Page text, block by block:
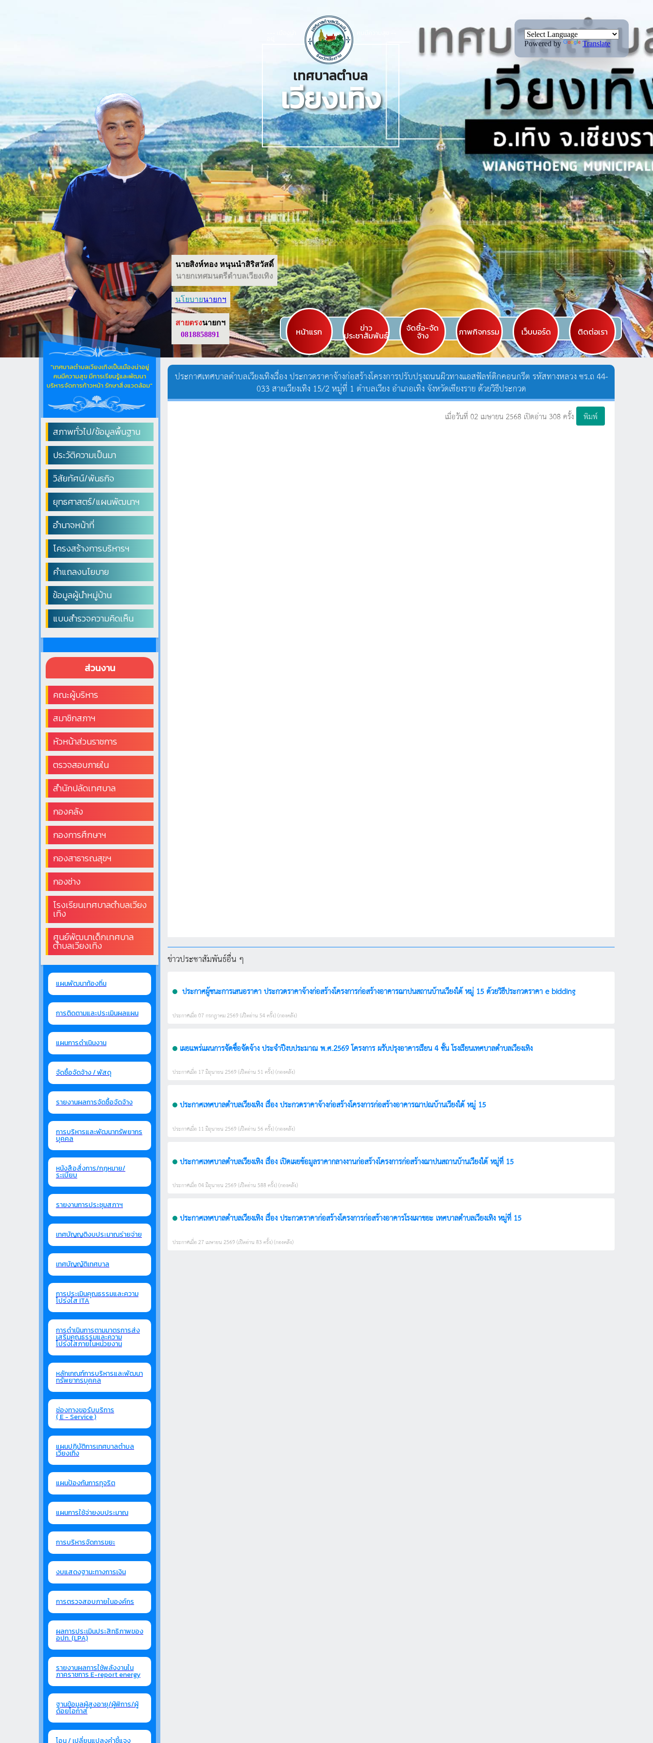
เทศบาลตำบล
เวียงเทิง
นายสิงห์ทอง หนุนนำสิริสวัสดิ์
นายกเทศมนตรีตำบลเวียงเทิง
นโยบายนายกฯ
สายตรงนายกฯ
0818858891
หน้าแรก ข่าว
ประชาสัมพันธ์
จัดซื้อ-จัด
จ้าง ภาพกิจกรรม เว็บบอร์ด ติดต่อเรา
"เทศบาลตำบลเวียงเทิงเป็นเมืองน่าอยู่
คนมีความสุข มีการเรียนรู้และพัฒนา
บริหารจัดการก้าวหน้า รักษาสิ่งแวดล้อม"
สภาพทั่วไป/ข้อมูลพื้นฐาน
ประวัติความเป็นมา
วิสัยทัศน์/พันธกิจ
ยุทธศาสตร์/แผนพัฒนาฯ
อำนาจหน้าที่
โครงสร้างการบริหารฯ
คำแถลงนโยบาย
ข้อมูลผู้นำหมู่บ้าน
แบบสำรวจความคิดเห็น
ส่วนงาน
คณะผู้บริหาร
สมาชิกสภาฯ
หัวหน้าส่วนราชการ
ตรวจสอบภายใน
สำนักปลัดเทศบาล
กองคลัง
กองการศึกษาฯ
กองสาธารณสุขฯ
กองช่าง
โรงเรียนเทศบาลตำบลเวียง
เทิง
ศูนย์พัฒนาเด็กเทศบาล
ตำบลเวียงเทิง
แผนพัฒนาท้องถิ่น
การติดตามและประเมินผลแผน
แผนการดำเนินงาน
จัดซื้อจัดจ้าง / พัสดุ
รายงานผลการจัดซื้อจัดจ้าง
การบริหารและพัฒนาทรัพยากร
บุคคล
หนังสือสั่งการ/กฎหมาย/
ระเบียบ
รายงานการประชุมสภาฯ
เทศบัญญติงบประมาณร่ายจ่าย
เทศบัญญัติเทศบาล
การประเมินคุณธรรมและความ
โปร่งใส ITA
การดำเนินการตามมาตรการส่ง
เสริมคุณธรรมและความ
โปร่งใสภายในหน่วยงาน
หลักเกณฑ์การบริหารและพัฒนา
ทรัพยากรบุคคล
ช่องทางขอรับบริการ
( E - Service )
แผนปฏิบัติการเทศบาลตำบล
เวียงเทิง
แผนป้องกันการทุจริต
แผนการใช้จ่ายงบประมาณ
การบริหารจัดการขยะ
งบแสดงฐานะทางการเงิน
การตรวจสอบภายในองค์กร
ผลการประเมินประสิทธิภาพของ
อปท. (LPA)
รายงานผลการใช้พลังงานใน
ภาคราชการ E-report energy
ฐานข้อมูลผู้สูงอายุ/ผู้พิการ/ผู้
ด้อยโอกาส
โอน / เปลี่ยนแปลงคำชี้แจง
ประกาศเทศบาลตำบลเวียงเทิงเรื่อง ประกวดราคาจ้างก่อสร้างโครงการปรับปรุงถนนผิวทางแอสฟัลท์ติกคอนกรีต รหัสทางหลวง ชร.ถ 44-
033 สายเวียงเทิง 15/2 หมู่ที่ 1 ตำบลเวียง อำเภอเทิง จังหวัดเชียงราย ด้วยวิธีประกวด
เมื่อวันที่ 02 เมษายน 2568 เปิดอ่าน 308 ครั้ง พิมพ์
ข่าวประชาสัมพันธ์อื่น ๆ
ประกาศผู้ชนะการเสนอราคา ประกวดราคาจ้างก่อสร้างโครงการก่อสร้างอาคารฌาปนสถานบ้านเวียงใต้ หมู่ 15 ด้วยวิธีประกวดราคา e-bidding
ประกาศเมื่อ 07 กรกฎาคม 2569 (เปิดอ่าน 54 ครั้ง) (กองคลัง)
เผยแพร่แผนการจัดซื้อจัดจ้าง ประจำปีงบประมาณ พ.ศ.2569 โครงการ ผรับปรุงอาคารเรียน 4 ชั้น โรงเรียนเทศบาลตำบลเวียงเทิง
ประกาศเมื่อ 17 มิถุนายน 2569 (เปิดอ่าน 51 ครั้ง) (กองคลัง)
ประกาศเทศบาลตำบลเวียงเทิง เรื่อง ประกวดราคาจ้างก่อสร้างโครงการก่อสร้างอาคารฌาปณบ้านเวียงใต้ หมู่ 15
ประกาศเมื่อ 11 มิถุนายน 2569 (เปิดอ่าน 56 ครั้ง) (กองคลัง)
ประกาศเทศบาลตำบลเวียงเทิง เรื่อง เปิดเผยข้อมูลราคากลางงานก่อสร้างโครงการก่อสร้างฌาปนสถานบ้านเวียงใต้ หมู่ที่ 15
ประกาศเมื่อ 04 มิถุนายน 2569 (เปิดอ่าน 588 ครั้ง) (กองคลัง)
ประกาศเทศบาลตำบลเวียงเทิง เรื่อง ประกวดราคาก่อสร้างโครงการก่อสร้างอาคารโรงเผาขยะ เทศบาลตำบลเวียงเทิง หมู่ที่ 15
ประกาศเมื่อ 27 เมษายน 2569 (เปิดอ่าน 83 ครั้ง) (กองคลัง)
Powered by Translate